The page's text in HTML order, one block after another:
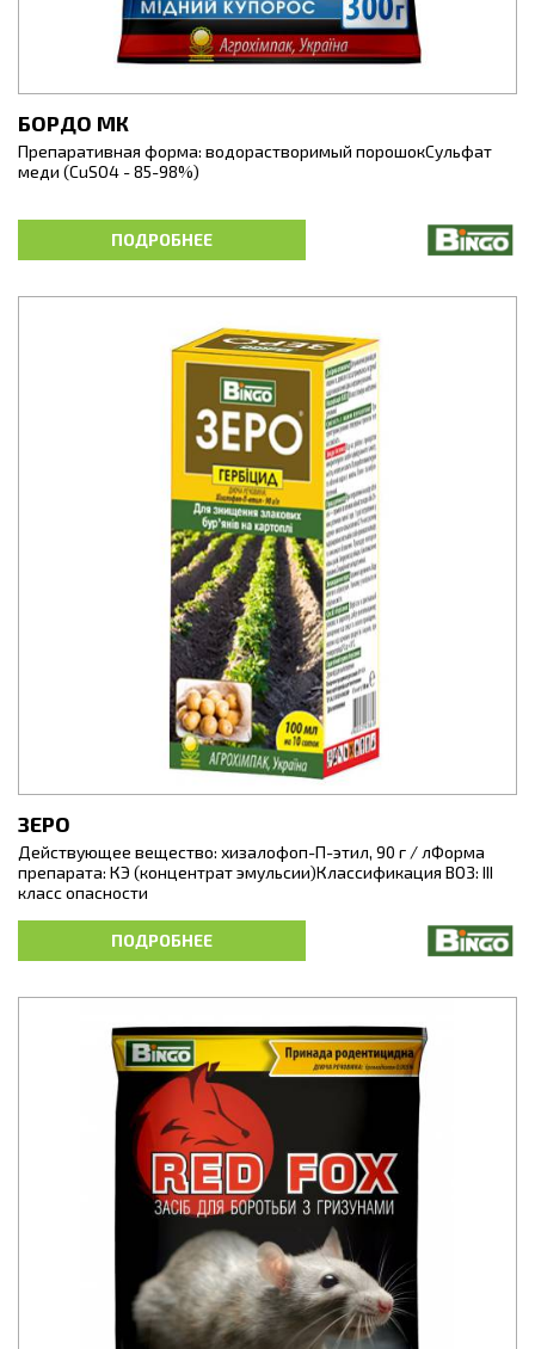
БОРДО МК
Препаративная форма: водорастворимый порошокСульфат
меди (CuSO4 - 85-98%)
Медный купорос - фунгицид контактного действия для
профилактики и защиты плодовых культур от грибковых
болезней.
Применяется в садоводстве для дезинфекции ран на
ПОДРОБНЕЕ
ЗЕРО
Действующее вещество: хизалофоп-П-этил, 90 г / лФорма
препарата: КЭ (концентрат эмульсии)Классификация ВОЗ: III
класс опасности
Системный гербицид для полного уничтожения однолетних и
многолетних злаковых сорняков на посадках картофеля.
Обладает селективным (избирательным) действием в борьбе
ПОДРОБНЕЕ